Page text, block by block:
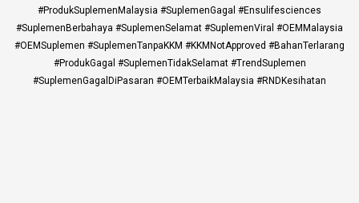
#ProdukSuplemenMalaysia #SuplemenGagal #Ensulifesciences
#SuplemenBerbahaya #SuplemenSelamat #SuplemenViral #OEMMalaysia
#OEMSuplemen #SuplemenTanpaKKM #KKMNotApproved #BahanTerlarang
#ProdukGagal #SuplemenTidakSelamat #TrendSuplemen
#SuplemenGagalDiPasaran #OEMTerbaikMalaysia #RNDKesihatan